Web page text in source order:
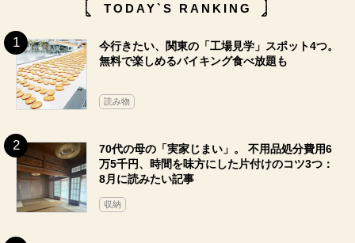
TODAY`S RANKING
今行きたい、関東の「工場見学」スポット4つ。
無料で楽しめるバイキング食べ放題も
読み物
70代の母の「実家じまい」。 不用品処分費用6
万5千円、時間を味方にした片付けのコツ3つ：
8月に読みたい記事
収納